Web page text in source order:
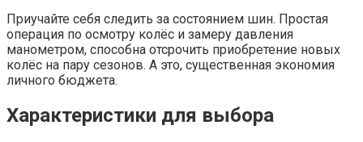
Приучайте себя следить за состоянием шин. Простая
операция по осмотру колёс и замеру давления
манометром, способна отсрочить приобретение новых
колёс на пару сезонов. А это, существенная экономия
личного бюджета.
Характеристики для выбора